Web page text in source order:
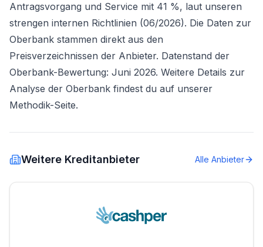
Antragsvorgang und Service mit 41 %, laut unseren
strengen internen Richtlinien (06/2026). Die Daten zur
Oberbank stammen direkt aus den
Preisverzeichnissen der Anbieter. Datenstand der
Oberbank-Bewertung: Juni 2026. Weitere Details zur
Analyse der Oberbank findest du auf unserer
Methodik-Seite.
Weitere Kreditanbieter Alle Anbieter